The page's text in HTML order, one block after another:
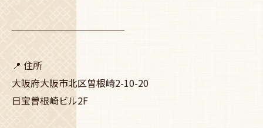
────────────
📍 住所
大阪府大阪市北区曽根崎2-10-20
日宝曽根崎ビル2F